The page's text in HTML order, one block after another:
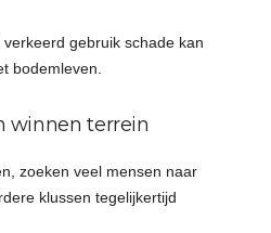
gebruik schade kan
bodemleven.
winnen terrein
zoeken veel mensen naar
klussen tegelijkertijd